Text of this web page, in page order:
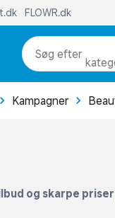
Kampagner
og skarpe priser